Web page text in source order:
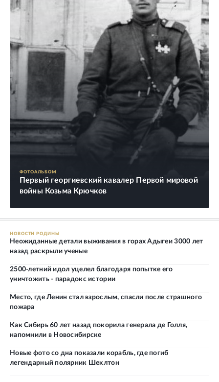
ФОТОАЛЬБОМ
Первый георгиевский кавалер Первой мировой
войны Козьма Крючков
НОВОСТИ РОДИНЫ
Неожиданные детали выживания в горах Адыгеи 3000 лет
назад раскрыли ученые
2500-летний идол уцелел благодаря попытке его
уничтожить - парадокс истории
Место, где Ленин стал взрослым, спасли после страшного
пожара
Как Сибирь 60 лет назад покорила генерала де Голля,
напомнили в Новосибирске
Новые фото со дна показали корабль, где погиб
легендарный полярник Шеклтон